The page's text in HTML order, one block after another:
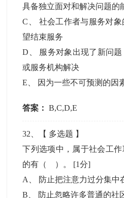
具备独立面对和解决问题的
C
社会工作者与服务对
望结束服务
D
服务对象出现了新问
或服务机构解决
E
因为一些不可预测的因
答案： B,C,D,E
32 、【 多选题 】
下列选项中，属于社会工
的有（ ）。 [1分]
A
防止把注意力过分集中
B
防止忽略许多普通的社